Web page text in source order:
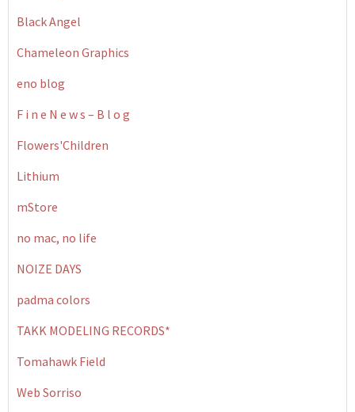
Black Angel
Chameleon Graphics
eno blog
F i n e N e w s – B l o g
Flowers'Children
Lithium
mStore
no mac, no life
NOIZE DAYS
padma colors
TAKK MODELING RECORDS*
Tomahawk Field
Web Sorriso